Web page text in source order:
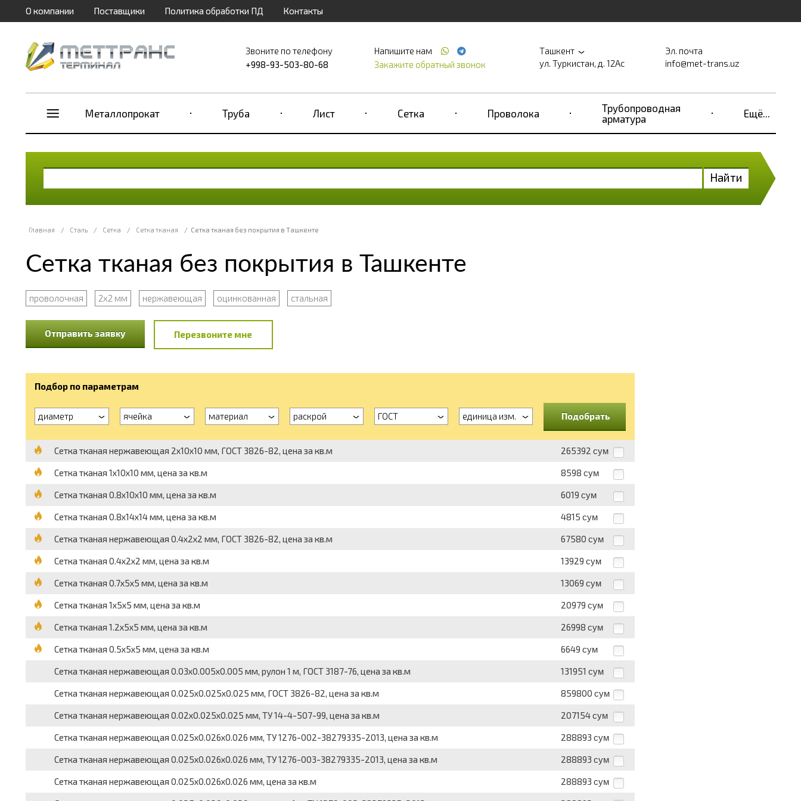
О компании Поставщики Политика обработки ПД Контакты
Звоните по телефону
+998-93-503-80-68
Напишите нам
Закажите обратный звонок
Ташкент
ул. Туркистан, д. 12Ас
Эл. почта
info@met-trans.uz
Металлопрокат Труба Лист Сетка Проволока
Трубопроводная
арматура
Ещё...
Найти
Главная / Сталь / Сетка / Сетка тканая / Сетка тканая без покрытия в Ташкенте
Сетка тканая без покрытия в Ташкенте
проволочная 2х2 мм нержавеющая оцинкованная стальная
Отправить заявку Перезвоните мне
Подбор по параметрам
диаметр ячейка материал раскрой ГОСТ единица изм. Подобрать
Сетка тканая нержавеющая 2х10х10 мм, ГОСТ 3826-82, цена за кв.м 265392 сум
Сетка тканая 1х10х10 мм, цена за кв.м 8598 сум
Сетка тканая 0.8х10х10 мм, цена за кв.м 6019 сум
Сетка тканая 0.8х14х14 мм, цена за кв.м 4815 сум
Сетка тканая нержавеющая 0.4х2х2 мм, ГОСТ 3826-82, цена за кв.м 67580 сум
Сетка тканая 0.4х2х2 мм, цена за кв.м 13929 сум
Сетка тканая 0.7х5х5 мм, цена за кв.м 13069 сум
Сетка тканая 1х5х5 мм, цена за кв.м 20979 сум
Сетка тканая 1.2х5х5 мм, цена за кв.м 26998 сум
Сетка тканая 0.5х5х5 мм, цена за кв.м 6649 сум
Сетка тканая нержавеющая 0.03х0.005х0.005 мм, рулон 1 м, ГОСТ 3187-76, цена за кв.м 131951 сум
Сетка тканая нержавеющая 0.025х0.025х0.025 мм, ГОСТ 3826-82, цена за кв.м 859800 сум
Сетка тканая нержавеющая 0.02х0.025х0.025 мм, ТУ 14-4-507-99, цена за кв.м 207154 сум
Сетка тканая нержавеющая 0.025х0.026х0.026 мм, ТУ 1276-002-38279335-2013, цена за кв.м 288893 сум
Сетка тканая нержавеющая 0.025х0.026х0.026 мм, ТУ 1276-003-38279335-2013, цена за кв.м 288893 сум
Сетка тканая нержавеющая 0.025х0.026х0.026 мм, цена за кв.м 288893 сум